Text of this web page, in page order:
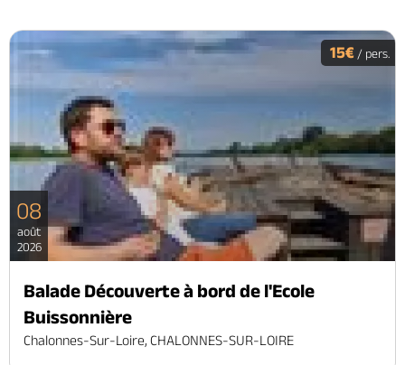
15€ / pers.
08
août
2026
Balade Découverte à bord de l'Ecole
Buissonnière
Chalonnes-Sur-Loire, CHALONNES-SUR-LOIRE